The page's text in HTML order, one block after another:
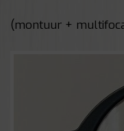
(montuur +